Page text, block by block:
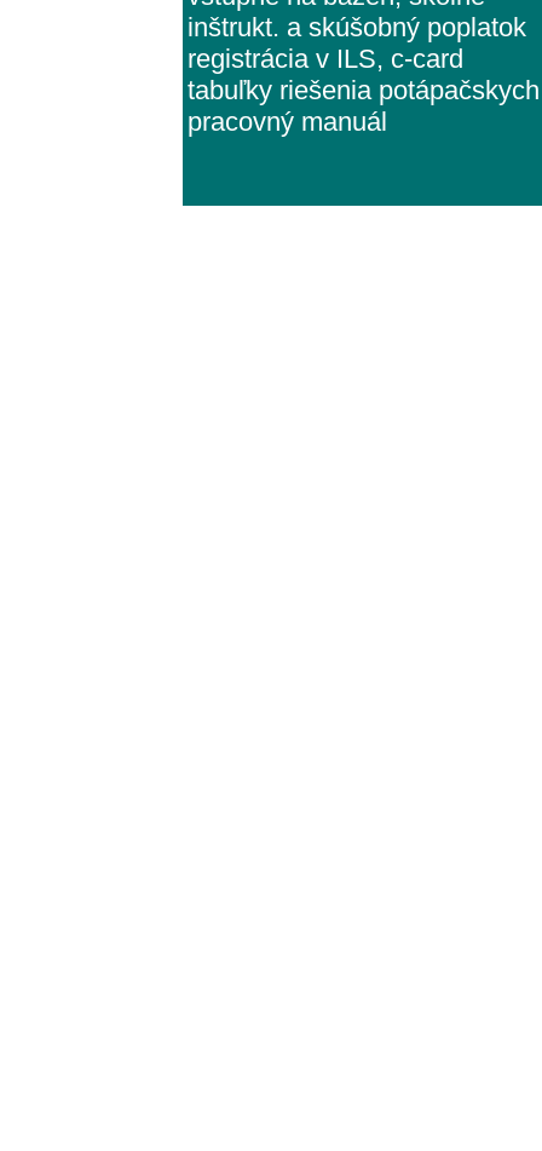
inštrukt. a skúšobný poplatok
registrácia v ILS, c-card
tabuľky riešenia
pracovný manuál